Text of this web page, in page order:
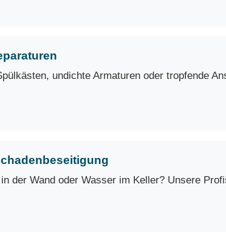
undichte Armaturen oder tropfende
der Wand oder Wasser im Keller? Unsere